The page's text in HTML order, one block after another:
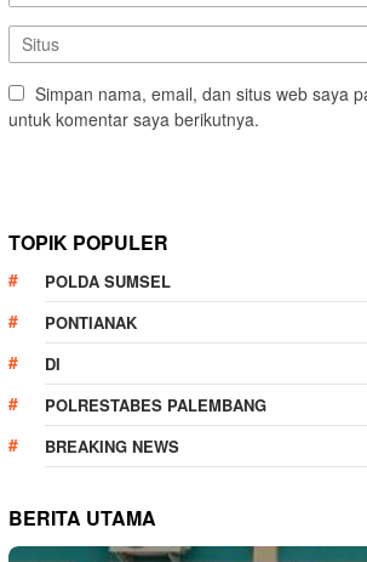
Simpan nama, email, dan situs web saya
untuk komentar saya berikutnya.
TOPIK POPULER
POLDA SUMSEL
PONTIANAK
DI
POLRESTABES PALEMBANG
BREAKING NEWS
BERITA UTAMA